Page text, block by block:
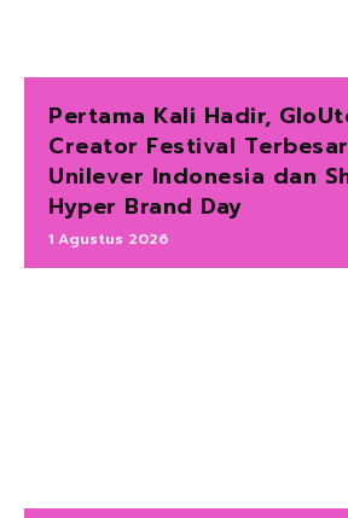
Pertama Kali Hadir,
Creator Festival
Unilever Indonesia dan
Hyper Brand Day
1 Agustus 2026